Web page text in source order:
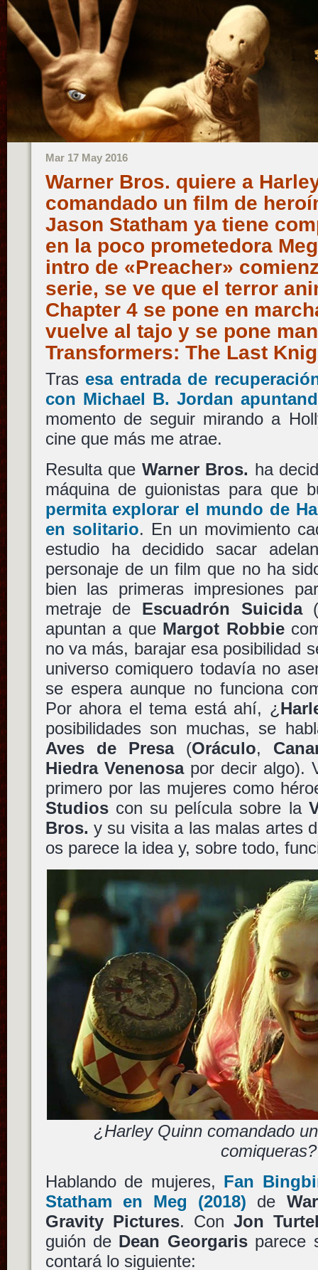
Mar 17 May 2016
Warner Bros. quiere a
comandado un film de
Jason Statham ya tiene
en la poco prometedora
intro de «Preacher»
serie, se ve que el terror
Chapter 4 se pone en
vuelve al tajo y se pone
Transformers: The Last
Tras esa entrada de
con Michael B. Jordan
momento de seguir mirando a
cine que más me atrae.
Resulta que Warner Bros. ha
máquina de guionistas para que
permita explorar el mundo de
en solitario. En un movimiento
estudio ha decidido sacar
personaje de un film que no ha
bien las primeras impresiones
metraje de Escuadrón Suicida
apuntan a que Margot Robbie
no va más, barajar esa posibilidad
universo comiquero todavía no
se espera aunque no funciona
Por ahora el tema está ahí, ¿
posibilidades son muchas, se
Aves de Presa(Oráculo,
Hiedra Venenosapor decir algo).
primero por las mujeres como
Studioscon su película sobre la
Bros. y su visita a las malas artes
os parece la idea y, sobre todo,
¿Harley Quinn comandado
comiqueras?
Hablando de mujeres, Fan
Statham en Meg (2018) de
Gravity Pictures. Con Jon
guión de Dean Georgarisparece
contará lo siguiente: